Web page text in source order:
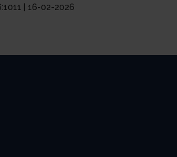
| 16-02-2026